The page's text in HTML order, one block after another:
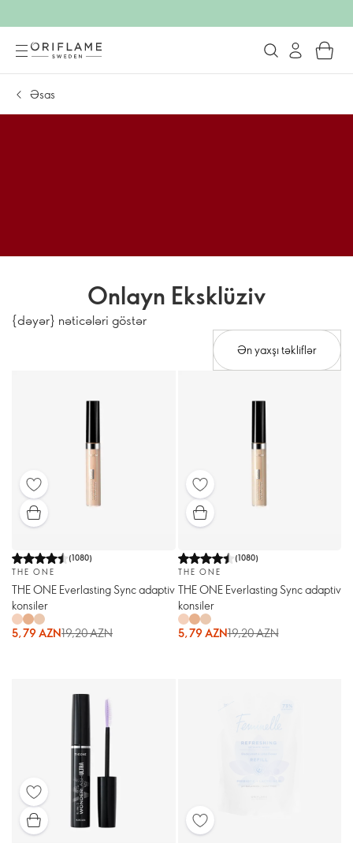
Əsas
Onlayn Eksklüziv
{dəyər} nəticələri göstər
Ən yaxşı təkliflər
(1080)
THE ONE
THE ONE Everlasting Sync adaptiv
konsiler
5,79 AZN19,20 AZN
(1080)
THE ONE
THE ONE Everlasting Sync adaptiv
konsiler
5,79 AZN19,20 AZN